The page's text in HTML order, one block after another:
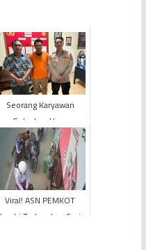
Seorang Karyawan
Gelapkan Uang
Perusahaan Hingga Rp
81 Juta
Viral! ASN PEMKOT
Jambi Tertangkap Curi